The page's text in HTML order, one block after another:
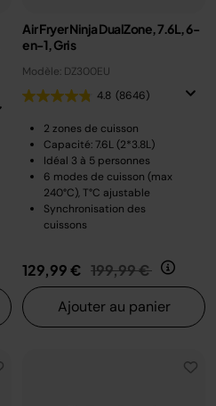
Air Fryer Ninja DualZone, 7.6L, 6-
en-1, Gris
Modèle: DZ300EU
4.8 (8646)
2 zones de cuisson
Capacité: 7.6L (2*3.8L)
Idéal 3 à 5 personnes
6 modes de cuisson (max
240°C), T°C ajustable
Synchronisation des
cuissons
129,99 € Prix réduit de
199,99 € au
Ajouter au panier